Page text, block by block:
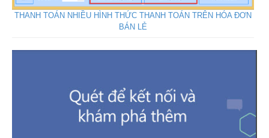
THANH TOÁN NHIỀU HÌNH THỨC THANH TOÁN TRÊN HÓA ĐƠN
BÁN LẺ